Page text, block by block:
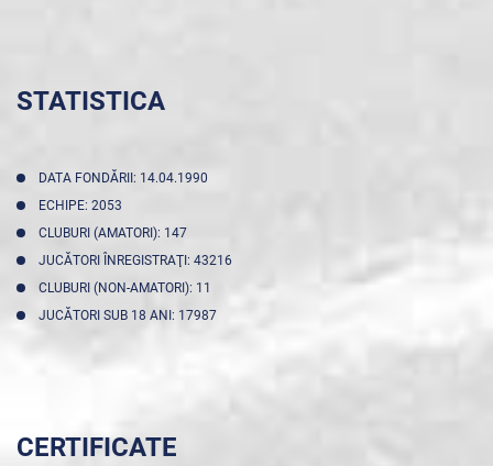
STATISTICA
DATA FONDĂRII: 14.04.1990
ECHIPE: 2053
CLUBURI (AMATORI): 147
JUCĂTORI ÎNREGISTRAŢI: 43216
CLUBURI (NON-AMATORI): 11
JUCĂTORI SUB 18 ANI: 17987
CERTIFICATE